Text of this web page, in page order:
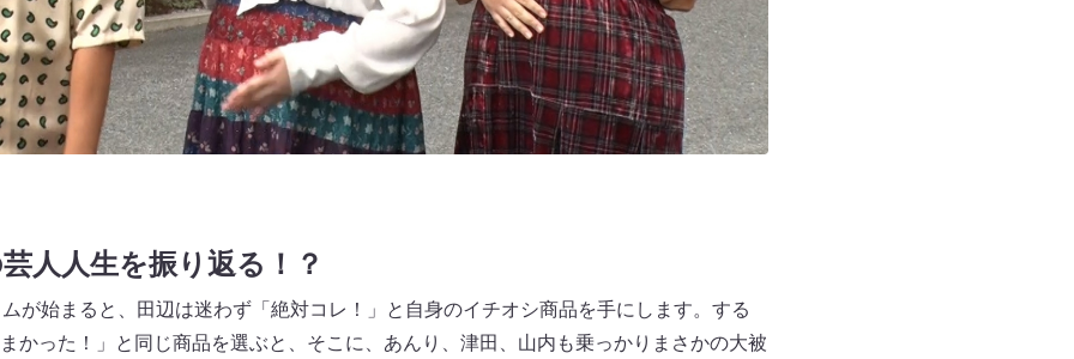
人人生を振り返る！？
が始まると、田辺は迷わず「絶対コレ！」と自身のイチオシ商品を手にします。する
かった！」と同じ商品を選ぶと、そこに、あんり、津田、山内も乗っかりまさかの大被